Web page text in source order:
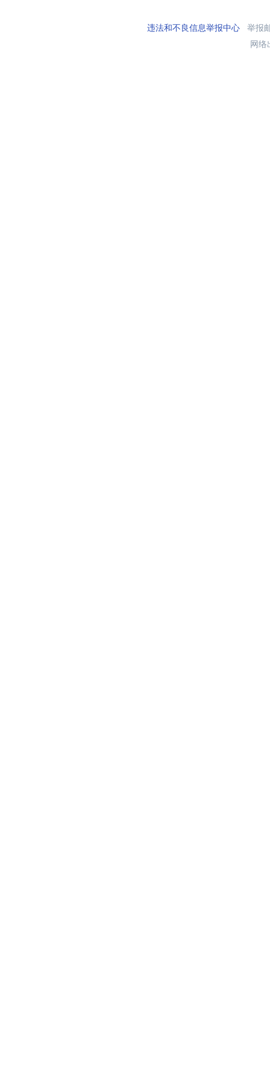
违法和不良信息举报中心举报
网